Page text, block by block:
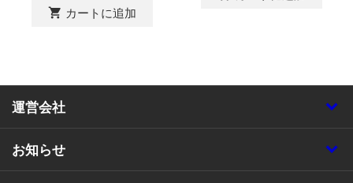
shopping_cart カートに追加
運営会社
お知らせ